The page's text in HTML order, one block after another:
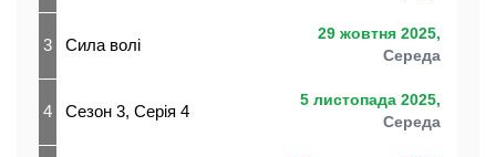
3 Сила волі
29 жовтня 2025,
Середа
4 Сезон 3, Серія 4
5 листопада 2025,
Середа